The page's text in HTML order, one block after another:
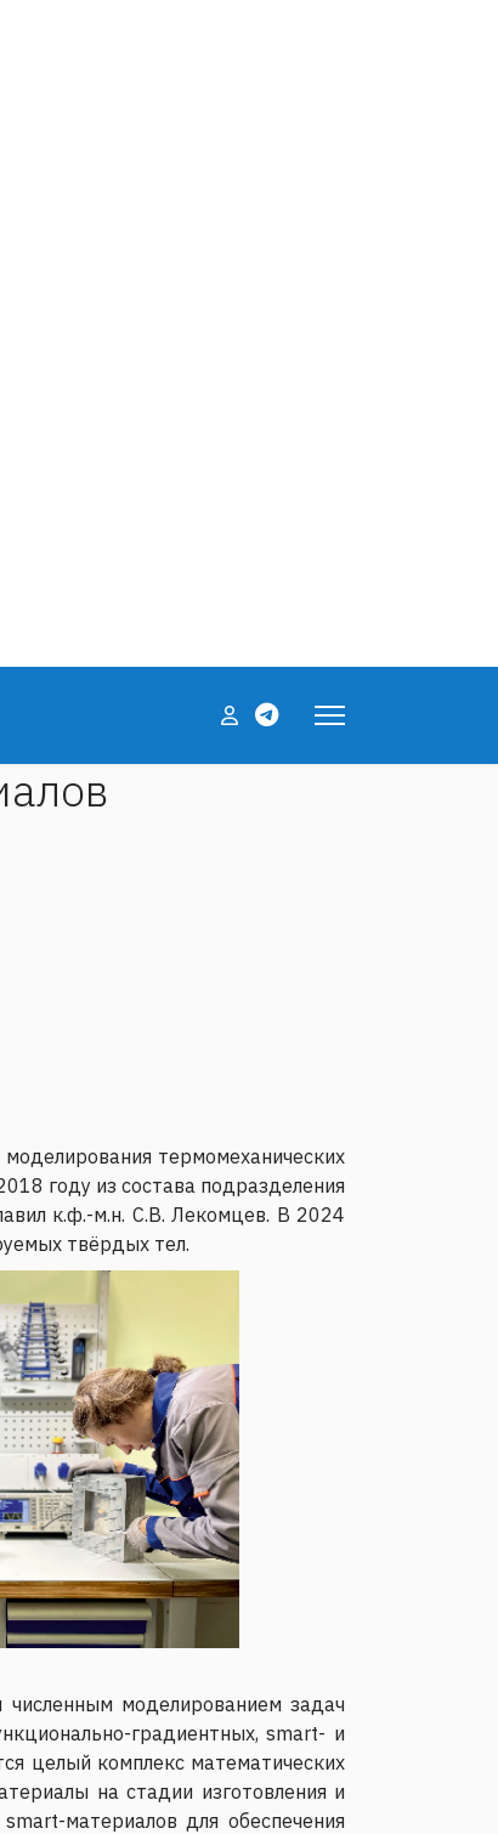
термомеханических
году из состава подразделения
к.ф.-м.н. С.В. Лекомцев. В 2024
твёрдых тел.
численным моделированием задач
градиентных, smart- и
целый комплекс математических
на стадии изготовления и
материалов для обеспечения